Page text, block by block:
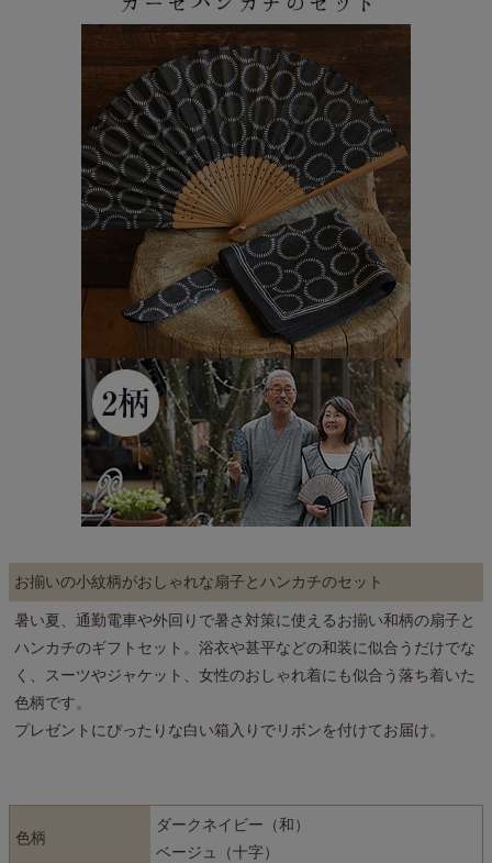
お揃いの小紋柄がおしゃれな扇子とハンカチのセット
暑い夏、通勤電車や外回りで暑さ対策に使えるお揃い和柄の扇子と
ハンカチのギフトセット。浴衣や甚平などの和装に似合うだけでな
く、スーツやジャケット、女性のおしゃれ着にも似合う落ち着いた
色柄です。
プレゼントにぴったりな白い箱入りでリボンを付けてお届け。
色柄
ダークネイビー（和）
ベージュ（十字）